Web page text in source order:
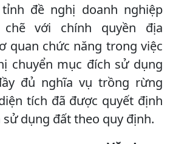
đề nghị doanh nghiệp
với chính quyền địa
quan chức năng trong việc
chuyển mục đích sử dụng
đủ nghĩa vụ trồng rừng
tích đã được quyết định
dụng đất theo quy định.